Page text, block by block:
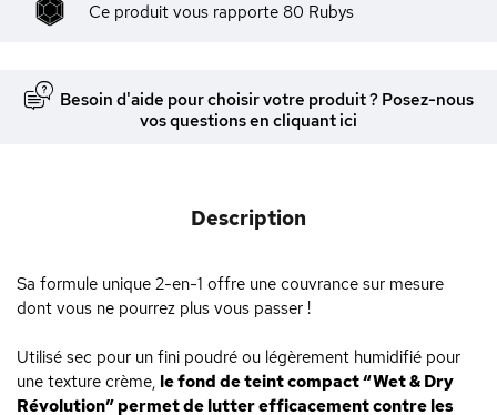
Ce produit vous rapporte 80 Rubys
Besoin d'aide pour choisir votre produit ? Posez-nous
vos questions en cliquant ici
Description
Sa formule unique 2-en-1 offre une couvrance sur mesure
dont vous ne pourrez plus vous passer !
Utilisé sec pour un fini poudré ou légèrement humidifié pour
une texture crème, le fond de teint compact “Wet & Dry
Révolution” permet de lutter efficacement contre les